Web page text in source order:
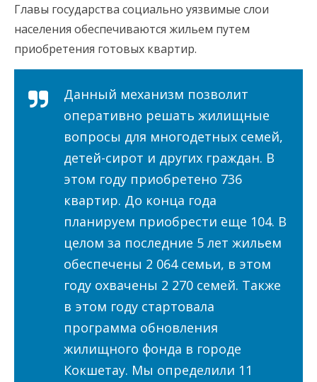
Главы государства социально уязвимые слои
населения обеспечиваются жильем путем
приобретения готовых квартир.
Данный механизм позволит
оперативно решать жилищные
вопросы для многодетных семей,
детей-сирот и других граждан. В
этом году приобретено 736
квартир. До конца года
планируем приобрести еще 104. В
целом за последние 5 лет жильем
обеспечены 2 064 семьи, в этом
году охвачены 2 270 семей. Также
в этом году стартовала
программа обновления
жилищного фонда в городе
Кокшетау. Мы определили 11